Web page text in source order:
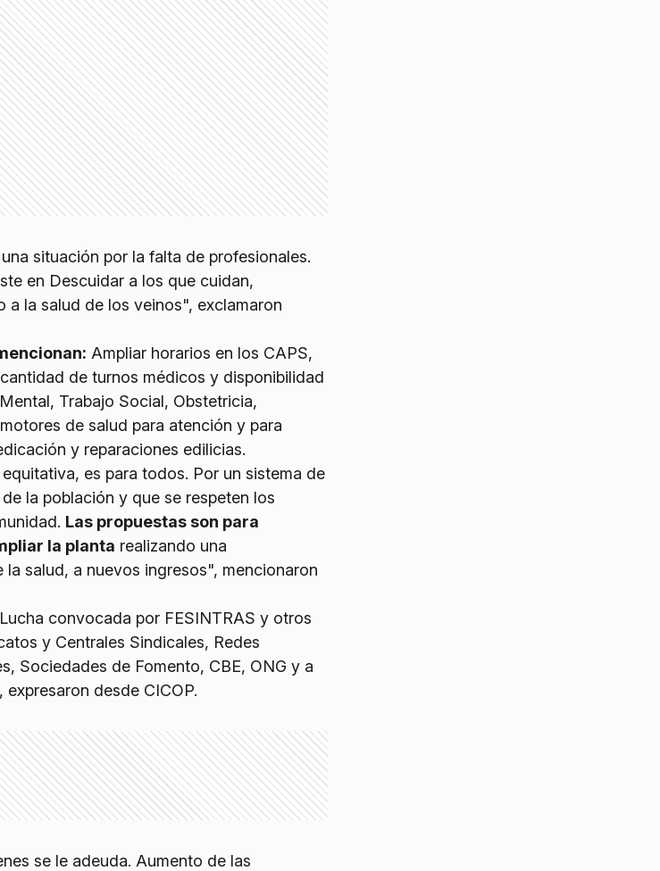
situación por la falta de profesionales.
en Descuidar a los que cuidan,
la salud de los veinos", exclamaron
Ampliar horarios en los CAPS,
de turnos médicos y disponibilidad
Trabajo Social, Obstetricia,
de salud para atención y para
y reparaciones edilicias.
es para todos. Por un sistema de
la población y que se respeten los
Las propuestas son para
la planta realizando una
salud, a nuevos ingresos", mencionaron
convocada por FESINTRAS y otros
y Centrales Sindicales, Redes
Sociedades de Fomento, CBE, ONG y a
desde CICOP.
se le adeuda. Aumento de las